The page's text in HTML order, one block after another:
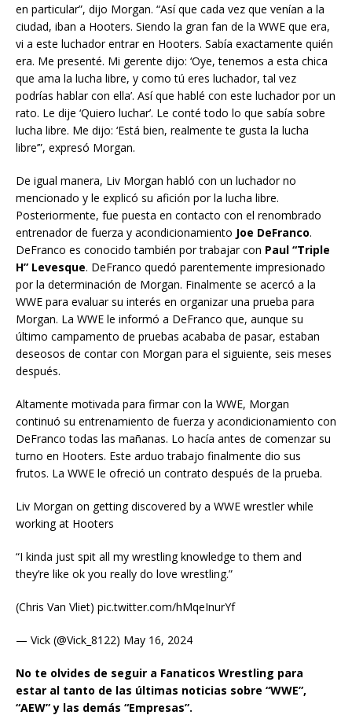
en particular”, dijo Morgan. “Así que cada vez que venían a la
ciudad, iban a Hooters. Siendo la gran fan de la WWE que era,
vi a este luchador entrar en Hooters. Sabía exactamente quién
era. Me presenté. Mi gerente dijo: ‘Oye, tenemos a esta chica
que ama la lucha libre, y como tú eres luchador, tal vez
podrías hablar con ella’. Así que hablé con este luchador por un
rato. Le dije ‘Quiero luchar’. Le conté todo lo que sabía sobre
lucha libre. Me dijo: ‘Está bien, realmente te gusta la lucha
libre’”, expresó Morgan.
De igual manera, Liv Morgan habló con un luchador no
mencionado y le explicó su afición por la lucha libre.
Posteriormente, fue puesta en contacto con el renombrado
entrenador de fuerza y acondicionamiento Joe DeFranco.
DeFranco es conocido también por trabajar con Paul “Triple
H” Levesque. DeFranco quedó parentemente impresionado
por la determinación de Morgan. Finalmente se acercó a la
WWE para evaluar su interés en organizar una prueba para
Morgan. La WWE le informó a DeFranco que, aunque su
último campamento de pruebas acababa de pasar, estaban
deseosos de contar con Morgan para el siguiente, seis meses
después.
Altamente motivada para firmar con la WWE, Morgan
continuó su entrenamiento de fuerza y acondicionamiento con
DeFranco todas las mañanas. Lo hacía antes de comenzar su
turno en Hooters. Este arduo trabajo finalmente dio sus
frutos. La WWE le ofreció un contrato después de la prueba.
Liv Morgan on getting discovered by a WWE wrestler while
working at Hooters
“I kinda just spit all my wrestling knowledge to them and
they’re like ok you really do love wrestling.”
(Chris Van Vliet) pic.twitter.com/hMqeInurYf
— Vick (@Vick_8122) May 16, 2024
No te olvides de seguir a Fanaticos Wrestling para
estar al tanto de las últimas noticias sobre “WWE”,
“AEW” y las demás “Empresas”.